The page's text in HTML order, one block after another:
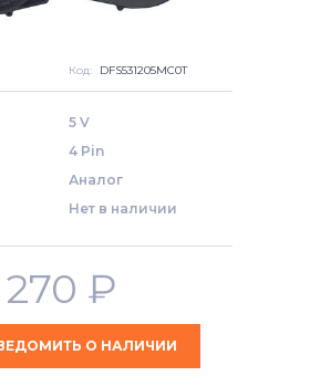
Код: DFS531205MC0T
5 V
4 Pin
Аналог
Нет в наличии
270 ₽
О НАЛИЧИИ